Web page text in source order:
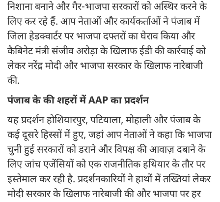
निशाना बनाने और गैर-भाजपा सरकारों को अस्थिर करने के
लिए कर रहे हैं. आप नेताओं और कार्यकर्ताओं ने पंजाब में
जिला हेडक्वार्टर पर भाजपा दफ्तरों का घेराव किया और
कैबिनेट मंत्री संजीव अरोड़ा के खिलाफ ईडी की कार्रवाई को
लेकर नरेंद्र मोदी और भाजपा सरकार के खिलाफ नारेबाजी
की.
पंजाब के की शहरों में AAP का प्रदर्शन
यह प्रदर्शन होशियारपुर, पटियाला, मोहाली और पंजाब के
कई दूसरे हिस्सों में हुए, जहां आप नेताओं ने कहा कि भाजपा
चुनी हुई सरकारों को डराने और विपक्ष की आवाज़ दबाने के
लिए जांच एजेंसियों को एक राजनीतिक हथियार के तौर पर
इस्तेमाल कर रही है. प्रदर्शनकारियों ने हाथों में तख्तियां लेकर
मोदी सरकार के खिलाफ नारेबाजी की और भाजपा पर हर